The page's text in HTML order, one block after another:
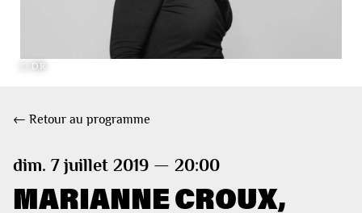
© DR
← Retour au programme
dim. 7 juillet 2019 — 20:00
MARIANNE CROUX,